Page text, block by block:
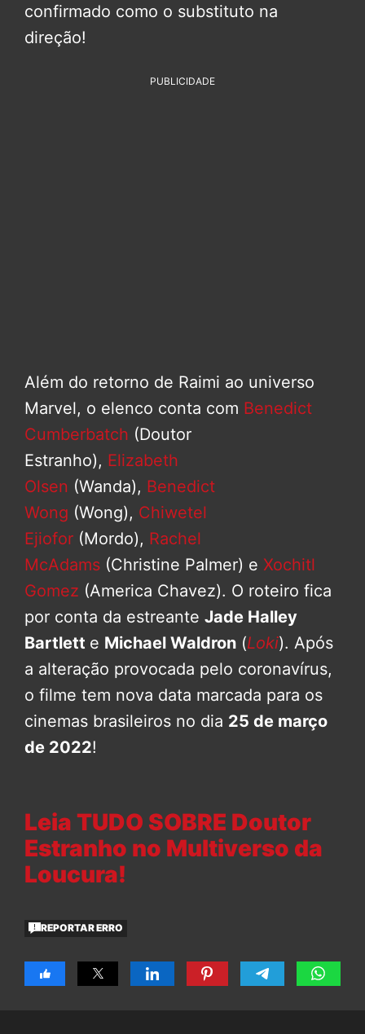
confirmado como o substituto na
direção!
PUBLICIDADE
Além do retorno de Raimi ao universo
Marvel, o elenco conta com Benedict
Cumberbatch (Doutor
Estranho), Elizabeth
Olsen (Wanda), Benedict
Wong (Wong), Chiwetel
Ejiofor (Mordo), Rachel
McAdams (Christine Palmer) e Xochitl
Gomez (America Chavez). O roteiro fica
por conta da estreante Jade Halley
Bartlett e Michael Waldron (Loki). Após
a alteração provocada pelo coronavírus,
o filme tem nova data marcada para os
cinemas brasileiros no dia 25 de março
de 2022!
Leia TUDO SOBRE Doutor
Estranho no Multiverso da
Loucura!
REPORTAR ERRO